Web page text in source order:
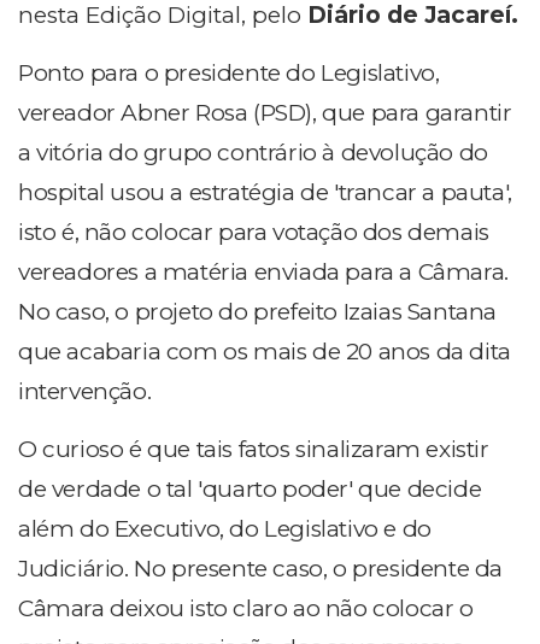
nesta Edição Digital, pelo Diário de Jacareí.
Ponto para o presidente do Legislativo,
vereador Abner Rosa (PSD), que para garantir
a vitória do grupo contrário à devolução do
hospital usou a estratégia de 'trancar a pauta',
isto é, não colocar para votação dos demais
vereadores a matéria enviada para a Câmara.
No caso, o projeto do prefeito Izaias Santana
que acabaria com os mais de 20 anos da dita
intervenção.
O curioso é que tais fatos sinalizaram existir
de verdade o tal 'quarto poder' que decide
além do Executivo, do Legislativo e do
Judiciário. No presente caso, o presidente da
Câmara deixou isto claro ao não colocar o